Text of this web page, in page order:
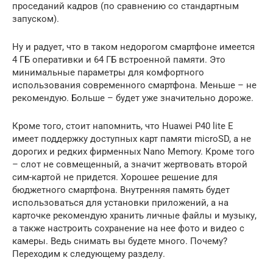
проседаний кадров (по сравнению со стандартным
запуском).
Ну и радует, что в таком недорогом смартфоне имеется
4 ГБ оперативки и 64 ГБ встроенной памяти. Это
минимальные параметры для комфортного
использования современного смартфона. Меньше – не
рекомендую. Больше – будет уже значительно дороже.
Кроме того, стоит напомнить, что Huawei P40 lite E
имеет поддержку доступных карт памяти microSD, а не
дорогих и редких фирменных Nano Memory. Кроме того
– слот не совмещенный, а значит жертвовать второй
сим-картой не придется. Хорошее решение для
бюджетного смартфона. Внутренняя память будет
использоваться для установки приложений, а на
карточке рекомендую хранить личные файлы и музыку,
а также настроить сохранение на нее фото и видео с
камеры. Ведь снимать вы будете много. Почему?
Переходим к следующему разделу.